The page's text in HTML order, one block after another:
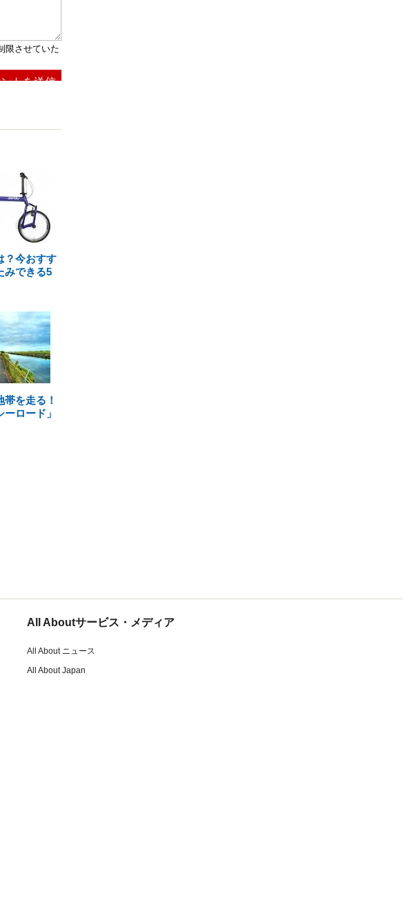
？今おすす
みできる5
を走る！
ーロード」
All Aboutサービス・メディア
All About ニュース
All About Japan